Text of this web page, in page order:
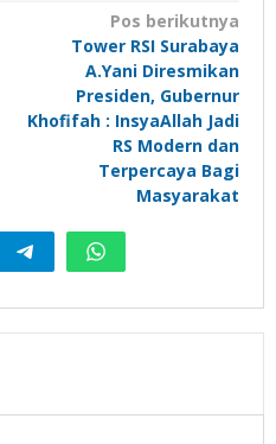
Pos berikutnya
Tower RSI Surabaya
A.Yani Diresmikan
Presiden, Gubernur
Khofifah : InsyaAllah Jadi
RS Modern dan
Terpercaya Bagi
Masyarakat